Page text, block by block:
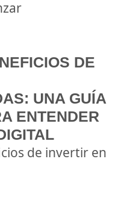
DE
UNA GUÍA
ENTENDER
de invertir en